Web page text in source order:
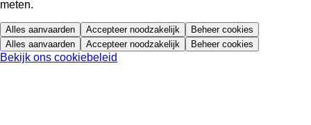
meten.
Alles aanvaarden Accepteer noodzakelijk
Beheer cookies
Alles aanvaarden
Accepteer noodzakelijk Beheer cookies
Bekijk ons cookiebeleid